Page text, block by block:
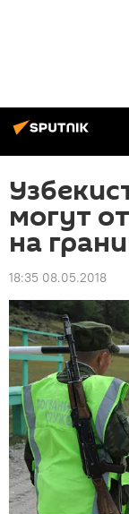
могут
на
18:35 08.05.2018